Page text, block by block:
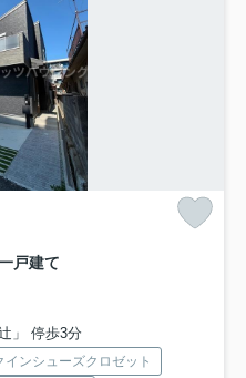
戸建て
」 停歩3分
インシューズクロゼット